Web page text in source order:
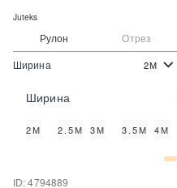
Рулон Отрез
Цена:
Juteks
Ширина 2М
Ширина
2М 2.5М 3М 3.5М 4М
ID: 4794889